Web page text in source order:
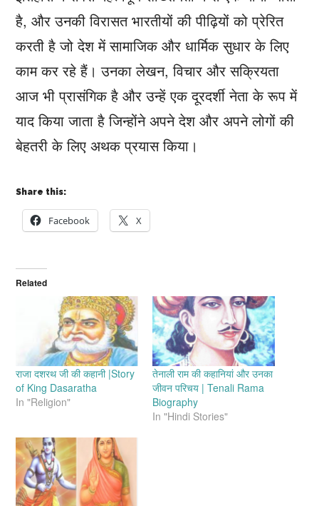
है, और उनकी विरासत भारतीयों की पीढ़ियों को प्रेरित
करती है जो देश में सामाजिक और धार्मिक सुधार के लिए
काम कर रहे हैं। उनका लेखन, विचार और सक्रियता
आज भी प्रासंगिक है और उन्हें एक दूरदर्शी नेता के रूप में
याद किया जाता है जिन्होंने अपने देश और अपने लोगों की
बेहतरी के लिए अथक प्रयास किया।
Share this:
Facebook X
Related
राजा दशरथ जी की कहानी |Story
of King Dasaratha
In "Religion"
तेनाली राम की कहानियां और उनका
जीवन परिचय | Tenali Rama
Biography
In "Hindi Stories"